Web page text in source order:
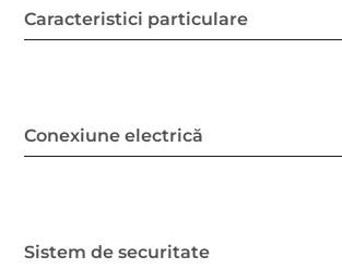
Caracteristici particulare
Conexiune electrică
Sistem de securitate